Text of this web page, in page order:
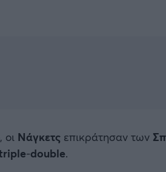
, οι Νάγκετς επικράτησαν των
-double.